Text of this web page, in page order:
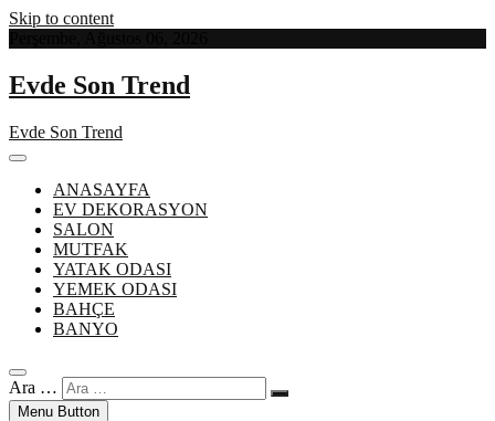
Skip to content
Evde Son Trend
Evde Son Trend
ANASAYFA
EV DEKORASYON
SALON
MUTFAK
YATAK ODASI
YEMEK ODASI
BAHÇE
BANYO
Ara …
Menu Button